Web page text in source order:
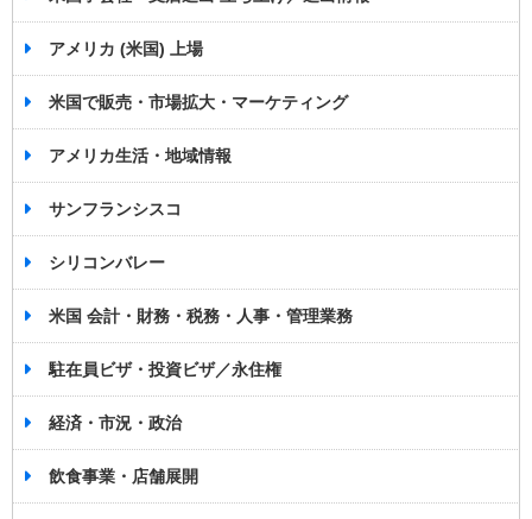
アメリカ (米国) 上場
米国で販売・市場拡大・マーケティング
アメリカ生活・地域情報
サンフランシスコ
シリコンバレー
米国 会計・財務・税務・人事・管理業務
駐在員ビザ・投資ビザ／永住権
経済・市況・政治
飲食事業・店舗展開